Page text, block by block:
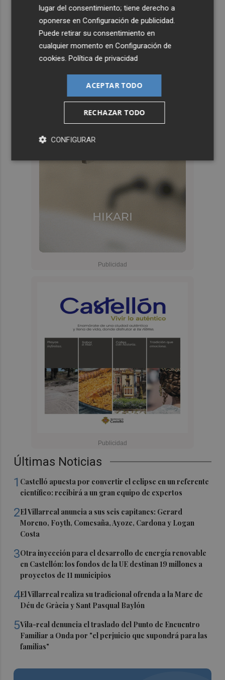
Últimas Noticias
1 Castelló apuesta por convertir el eclipse en un referente
científico: recibirá a un gran equipo de expertos
2El Villarreal anuncia a sus seis capitanes: Gerard
Moreno, Foyth, Comesaña, Ayoze, Cardona y Logan
Costa
3Otra inyección para el desarrollo de energía renovable
en Castellón: los fondos de la UE destinan 19 millones a
proyectos de 11 municipios
4El Villarreal realiza su tradicional ofrenda a la Mare de
Déu de Gràcia y Sant Pasqual Baylón
5Vila-real denuncia el traslado del Punto de Encuentro
Familiar a Onda por "el perjuicio que supondrá para las
familias"
lugar del consentimiento; tiene derecho a
oponerse enConfiguración de publicidad.
Puede retirar su consentimiento en
cualquier momento enConfiguración de
cookies.Política de privacidad
ACEPTAR TODO
RECHAZAR TODO
CONFIGURAR